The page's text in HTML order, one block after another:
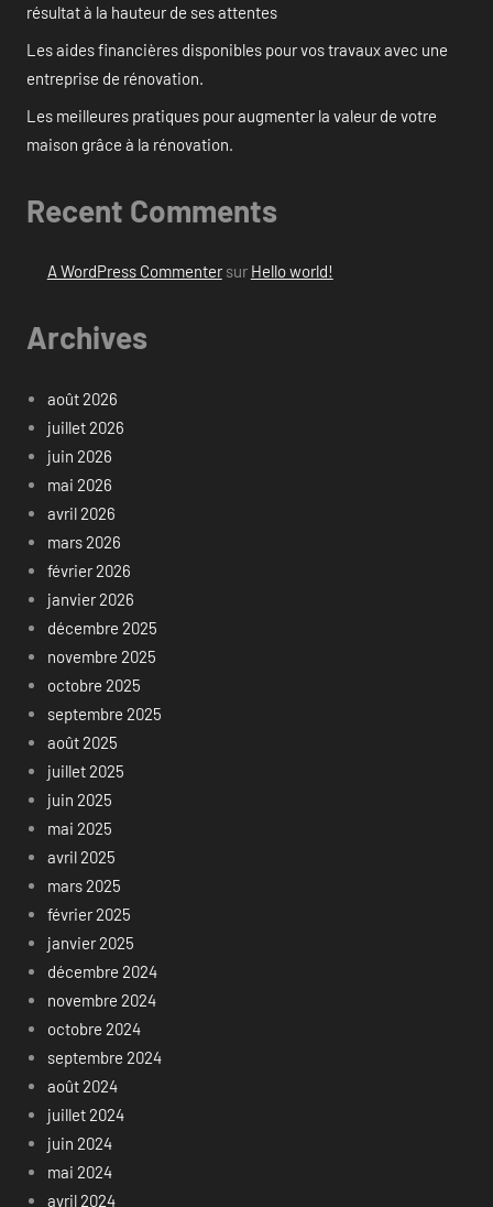
résultat à la hauteur de ses attentes
Les aides financières disponibles pour vos travaux avec une
entreprise de rénovation.
Les meilleures pratiques pour augmenter la valeur de votre
maison grâce à la rénovation.
Recent Comments
A WordPress Commentersur Hello world!
Archives
août 2026
juillet 2026
juin 2026
mai 2026
avril 2026
mars 2026
février 2026
janvier 2026
décembre 2025
novembre 2025
octobre 2025
septembre 2025
août 2025
juillet 2025
juin 2025
mai 2025
avril 2025
mars 2025
février 2025
janvier 2025
décembre 2024
novembre 2024
octobre 2024
septembre 2024
août 2024
juillet 2024
juin 2024
mai 2024
avril 2024